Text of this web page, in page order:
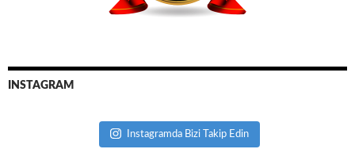
INSTAGRAM
Instagramda Bizi Takip Edin